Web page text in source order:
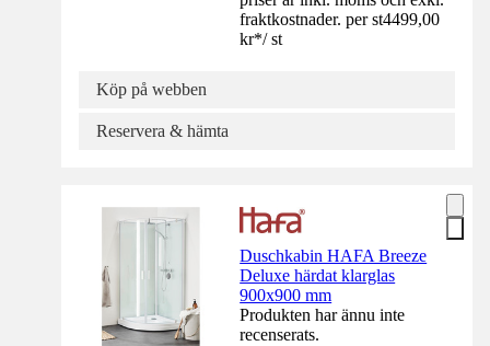
fraktkostnader. per st4499,00
kr*/ st
Köp på webben
Reservera & hämta
Duschkabin HAFA Breeze
Deluxe härdat klarglas
900x900 mm
Produkten har ännu inte
recenserats.